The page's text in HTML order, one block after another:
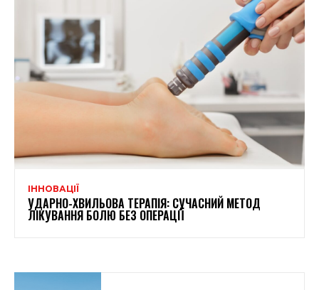
ІННОВАЦІЇ
УДАРНО-ХВИЛЬОВА ТЕРАПІЯ: СУЧАСНИЙ МЕТОД
ЛІКУВАННЯ БОЛЮ БЕЗ ОПЕРАЦІЇ